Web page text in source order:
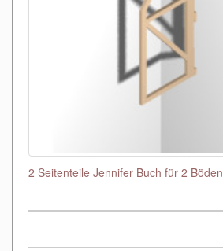
2 Seitenteile Jennifer Buch für 2 Böden